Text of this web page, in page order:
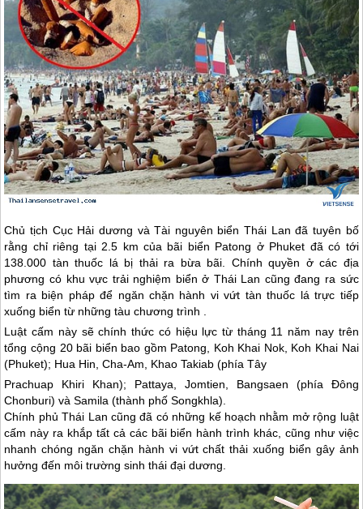
Chủ tịch Cục Hải dương và Tài nguyên biểnThái Lan đã tuyên bố
rằng chỉ riêng tại 2.5 km của bãi biển Patong ở Phuket đã có tới
138.000 tàn thuốc lá bị thải ra bừa bãi. Chính quyền ở các địa
phương có khu vực trải nghiệm biển ở Thái Lan cũng đang ra sức
tìm ra biện pháp để ngăn chặn hành vi vứt tàn thuốc lá trực tiếp
xuống biển từ những tàu chương trình .
Luật cấm này sẽ chính thức có hiệu lực từ tháng 11 năm nay trên
tổng cộng 20 bãi biển bao gồm Patong, Koh Khai Nok, Koh Khai Nai
(Phuket); Hua Hin, Cha-Am, Khao Takiab (phía Tây
Prachuap Khiri Khan); Pattaya, Jomtien, Bangsaen (phía Đông
Chonburi) và Samila (thành phố Songkhla).
Chính phủThái Lan cũng đã có những kế hoạch nhằm mở rộng luật
cấm này ra khắp tất cả các bãi biển hành trình khác, cũng như việc
nhanh chóng ngăn chặn hành vi vứt chất thải xuống biển gây ảnh
hưởng đến môi trường sinh thái đại dương.